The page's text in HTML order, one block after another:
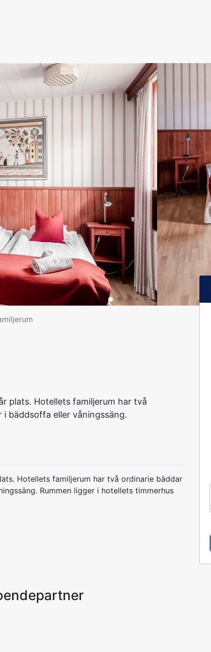
plats. Hotellets familjerum har två
bäddsoffa eller våningssäng.
Hotellets familjerum har två ordinarie bäddar
Rummen ligger i hotellets timmerhus